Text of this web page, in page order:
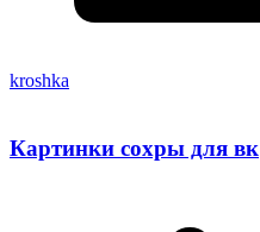
kroshka
Картинки сохры для вк